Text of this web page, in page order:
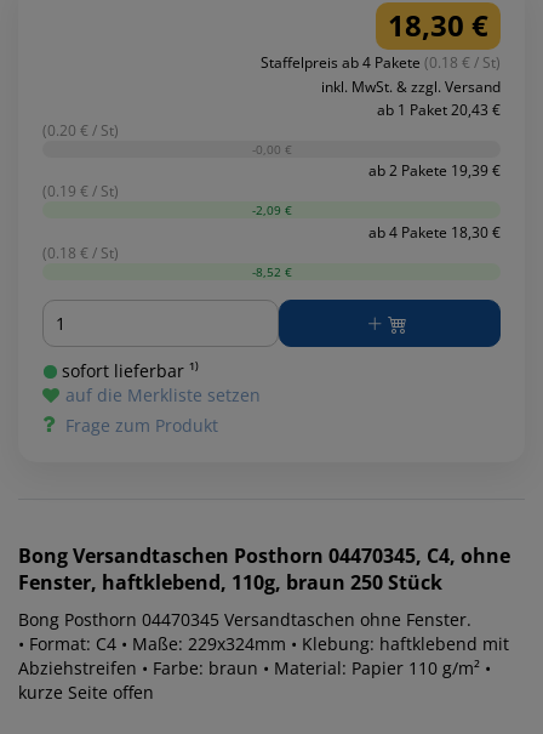
18,30 €
Staffelpreis ab 4 Pakete (0.18 € / St)
inkl. MwSt. & zzgl. Versand
ab 1 Paket 20,43 €
(0.20 € / St)
-0,00 €
ab 2 Pakete 19,39 €
(0.19 € / St)
-2,09 €
ab 4 Pakete 18,30 €
(0.18 € / St)
-8,52 €
Menge
sofort lieferbar ¹⁾
auf die Merkliste setzen
Frage zum Produkt
BongVersandtaschen Posthorn 04470345, C4, ohne
Fenster, haftklebend, 110g, braun 250 Stück
Bong Posthorn 04470345 Versandtaschen ohne Fenster.
• Format: C4 • Maße: 229x324mm • Klebung: haftklebend mit
Abziehstreifen • Farbe: braun • Material: Papier 110 g/m² •
kurze Seite offen